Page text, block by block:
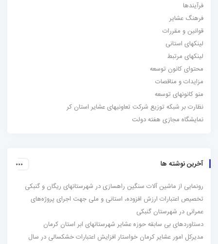
فرآیندها
فرهنگ عشایر
قوانین و مقررات
لینکهای استانی
لینکهای مرتبط
محتوای کانون توسعه
مزایدات و مناقصات
منو کانونهای توسعه
نظارت بر شبکه توزیع شرکت تعاونیهای عشایر استان کر
نمایشگاه مجازی هفته دولت
آخرین نوشته ها
رونمایی از ماشین آلات سنگین راهسازی در شهرستانهای ریگان و گنبکی
تخصیص اعتبارات ارزش افزوده، استانی و ملی جهت اجرای پروژه‌های
عمرانی در شهرستان گنبکی
دستاوردهای بی سابقه حوزه عشایر شهرستانهای ابر استان کرمان
مدیرکل امور عشایر کرمان خواستار افزایش اعتبارات خشکسالی در سال